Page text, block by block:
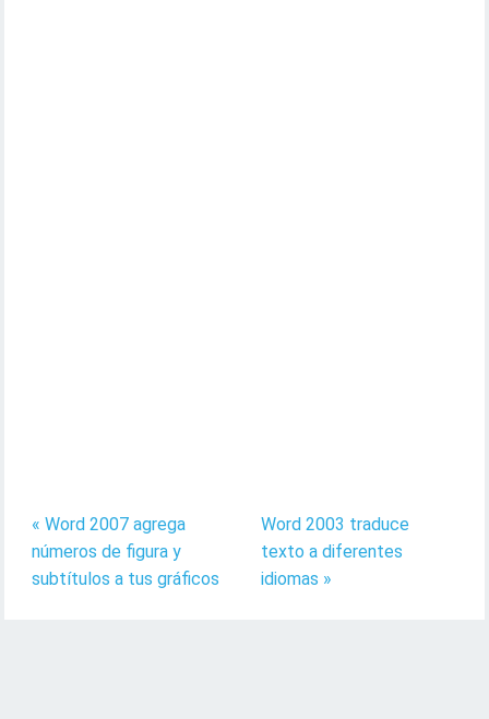
« Word 2007 agrega
números de figura y
subtítulos a tus gráficos
Word 2003 traduce
texto a diferentes
idiomas »